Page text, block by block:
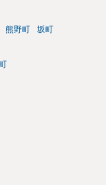
熊野町 坂町